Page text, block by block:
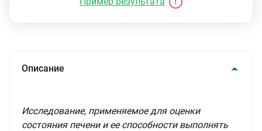
Описание
Исследование, применяемое для оценки
состояния печени и ее способности выполнять